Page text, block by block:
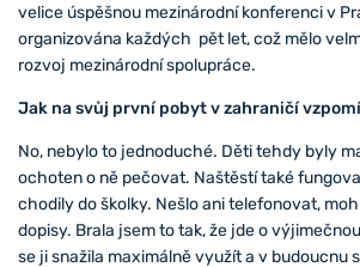
velice úspěšnou mezinárodní konferenci v
organizována každých pět let, což mělo
rozvoj mezinárodní spolupráce.
Jak na svůj první pobyt v zahraničí
No, nebylo to jednoduché. Děti tehdy byly
ochoten o ně pečovat. Naštěstí také
chodily do školky. Nešlo ani telefonovat,
dopisy. Brala jsem to tak, že jde o
se ji snažila maximálně využít a v budoucnu